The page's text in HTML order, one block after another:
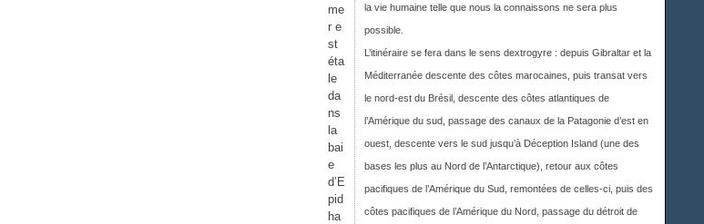
me
r e
st
éta
le
da
ns
la
bai
e
d’E
pid
ha
la vie humaine telle que nous la connaissons ne sera plus
possible.
L’itinéraire se fera dans le sens dextrogyre : depuis Gibraltar et la
Méditerranée descente des côtes marocaines, puis transat vers
le nord-est du Brésil, descente des côtes atlantiques de
l’Amérique du sud, passage des canaux de la Patagonie d’est en
ouest, descente vers le sud jusqu’à Déception Island (une des
bases les plus au Nord de l’Antarctique), retour aux côtes
pacifiques de l’Amérique du Sud, remontées de celles-ci, puis des
côtes pacifiques de l’Amérique du Nord, passage du détroit de